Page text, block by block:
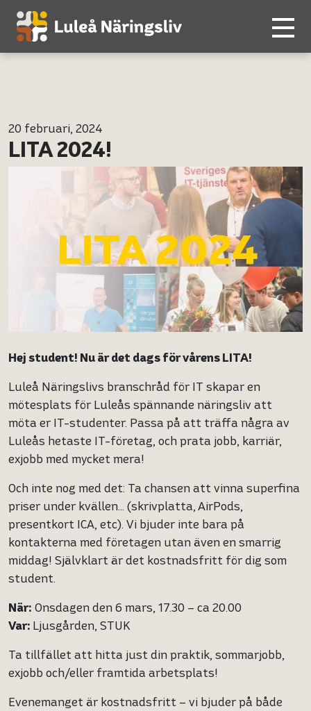
20 februari, 2024
LITA 2024!
Hej student! Nu är det dags för vårens LITA!
Luleå Näringslivs branschråd för IT skapar en
mötesplats för Luleås spännande näringsliv att
möta er IT-studenter. Passa på att träffa några av
Luleås hetaste IT-företag, och prata jobb, karriär,
exjobb med mycket mera!
Och inte nog med det: Ta chansen att vinna superfina
priser under kvällen… (skrivplatta, AirPods,
presentkort ICA, etc). Vi bjuder inte bara på
kontakterna med företagen utan även en smarrig
middag! Självklart är det kostnadsfritt för dig som
student.
När: Onsdagen den 6 mars, 17.30 – ca 20.00
Var: Ljusgården, STUK
Ta tillfället att hitta just din praktik, sommarjobb,
exjobb och/eller framtida arbetsplats!
Evenemanget är kostnadsfritt – vi bjuder på både